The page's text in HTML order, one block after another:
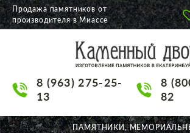
О КОМПАНИИ
НАШИ РАБОТЫ
АКЦИИ
Продажа памятников от
производителя в Миассе
8 (963) 275-25-
13
8
82
ПАМЯТНИКИ,